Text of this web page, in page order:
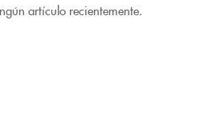
artículo recientemente.